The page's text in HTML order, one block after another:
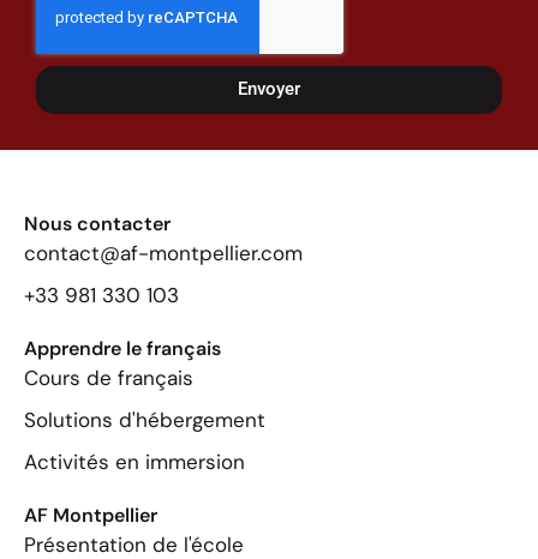
Envoyer
Nous contacter
contact@af-montpellier.com
+33 981 330 103
Apprendre le français
Cours de français
Solutions d'hébergement
Activités en immersion
AF Montpellier
Présentation de l'école